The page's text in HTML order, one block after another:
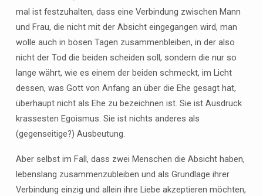
mal ist festzuhalten, dass eine Verbindung zwischen Mann
und Frau, die nicht mit der Absicht eingegangen wird, man
wolle auch in bösen Tagen zusammenbleiben, in der also
nicht der Tod die beiden scheiden soll, sondern die nur so
lange währt, wie es einem der beiden schmeckt, im Licht
dessen, was Gott von Anfang an über die Ehe gesagt hat,
überhaupt nicht als Ehe zu bezeichnen ist. Sie ist Ausdruck
krassesten Egoismus. Sie ist nichts anderes als
(gegenseitige?) Ausbeutung.
Aber selbst im Fall, dass zwei Menschen die Absicht haben,
lebenslang zusammenzubleiben und als Grundlage ihrer
Verbindung einzig und allein ihre Liebe akzeptieren möchten,